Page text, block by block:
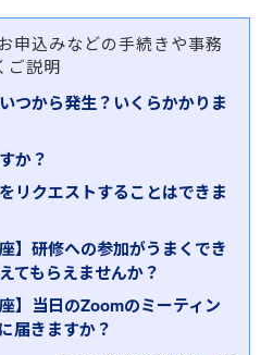
正論を聞いた」ではなく
いう受講者の実感を生むこと
の不安や悩みを解決するこ
公開講座
ックのやり方など、人材を活
ト手法を習得します。
に組織のマネジメントを学
、仕組みづくりや計画の立
制構築など、組織運営・管理
法を習得します。
現場業務のマネジメントを
違いを理解し、中間役として
理・指導のポイントなど、
れるマネジメント手法を習得
を、上司・部下の視点から
うえで、成果をあげる管理
ジメントスキル「①部下指
力（推進・改善・目標管
を習得していただきます。
前の方
やマネジメントのイメージを
としての仕事の始め方を具体
るために必要なマネジメン
ヒト）を習得し、３ヶ月後
いただくための研修です。
やるべきことが分かる
の行動、計画の立て方、準
。
ます。
て求められるマネジメントや
再確認をしたい方
人材・組織・業務）
材育成方針の設定、部署・
、次世代リーダー育成
部署の理念、ミッション、目
申込みなどの手続きや事務
ご説明
つから発生？いくらかかりま
か？
リクエストすることはできま
】研修への参加がうまくでき
てもらえませんか？
】当日のZoomのミーティン
届きますか？